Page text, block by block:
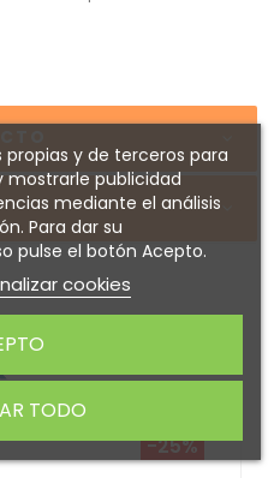
ALGUNOS
PODRÍAN
-25%
propias y de terceros para
mostrarle publicidad
mediante el análisis
Para dar su
pulse el botón Acepto.
cookies
TODO